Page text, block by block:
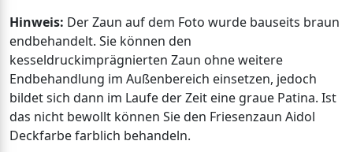
Hinweis: Der Zaun auf dem Foto wurde bauseits braun
endbehandelt. Sie können den
kesseldruckimprägnierten Zaun ohne weitere
Endbehandlung im Außenbereich einsetzen, jedoch
bildet sich dann im Laufe der Zeit eine graue Patina. Ist
das nicht bewollt können Sie den Friesenzaun Aidol
Deckfarbe farblich behandeln.